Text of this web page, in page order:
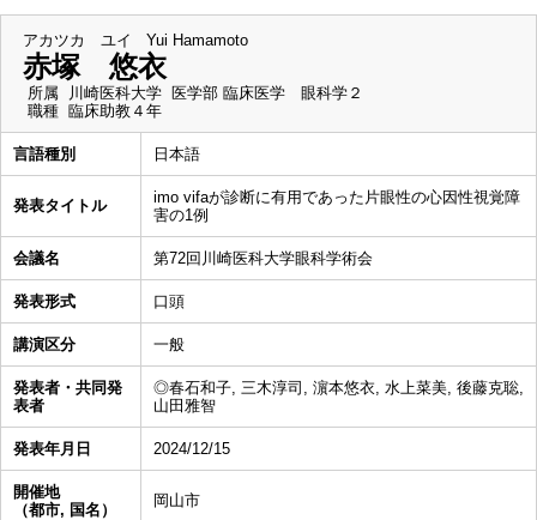
アカツカ ユイ Yui Hamamoto
赤塚 悠衣
所属
川崎医科大学 医学部 臨床医学 眼科学２
職種 臨床助教４年
言語種別 日本語
発表タイトル
imo vifaが診断に有用であった片眼性の心因性視覚障
害の1例
会議名 第72回川崎医科大学眼科学術会
発表形式 口頭
講演区分 一般
発表者・共同発
表者
◎春石和子, 三木淳司, 濵本悠衣, 水上菜美, 後藤克聡,
山田雅智
発表年月日 2024/12/15
開催地
（都市, 国名）
岡山市